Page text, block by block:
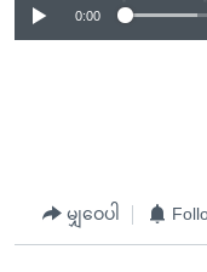
0:00
မျှဝေပါ